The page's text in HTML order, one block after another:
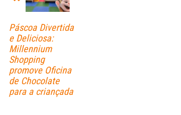
Páscoa Divertida
e Deliciosa:
Millennium
Shopping
promove Oficina
de Chocolate
para a criançada